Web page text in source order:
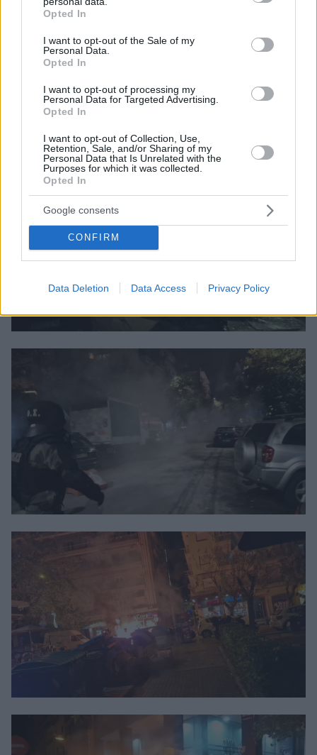
grant or deny consent to Google and its third-party tags to
use your data for below specified purposes in below Google
consent section.
Opted In
I want to opt-out of the Sale of my
Personal Data.
Opted In
I want to opt-out of processing my
Personal Data for Targeted Advertising.
Opted In
I want to opt-out of Collection, Use,
Retention, Sale, and/or Sharing of my
Personal Data that Is Unrelated with the
Purposes for which it was collected.
Opted In
Google consents
CONFIRM
Data Deletion Data Access Privacy Policy